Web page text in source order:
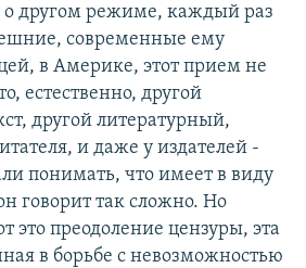
о другом режиме, каждый раз
современные ему
в Америке, этот прием не
естественно, другой
другой литературный,
и даже у издателей -
понимать, что имеет в виду
говорит так сложно. Но
это преодоление цензуры, эта
в борьбе с невозможностью